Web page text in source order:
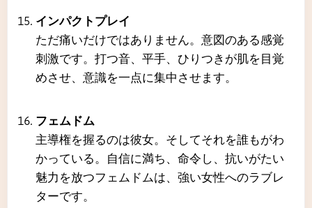
インパクトプレイ
ただ痛いだけではありません。意図のある感覚
刺激です。打つ音、平手、ひりつきが肌を目覚
めさせ、意識を一点に集中させます。
フェムドム
主導権を握るのは彼女。そしてそれを誰もがわ
かっている。自信に満ち、命令し、抗いがたい
魅力を放つフェムドムは、強い女性へのラブレ
ターです。